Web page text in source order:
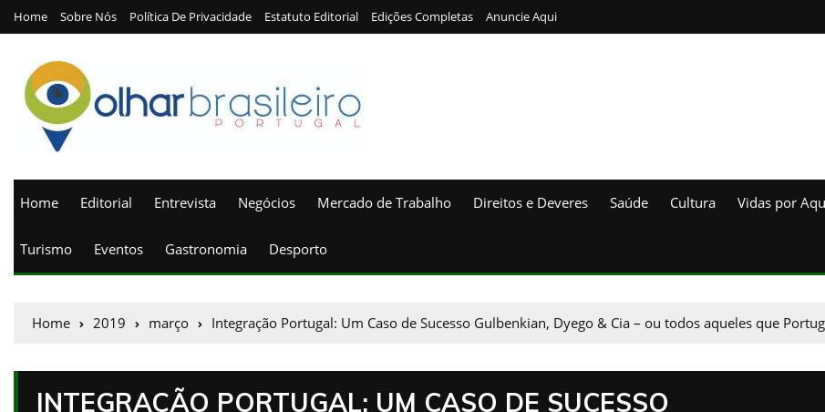
Home Sobre Nós Política De Privacidade Estatuto Editorial Edições Completas Anuncie Aqui
Home Editorial Entrevista Negócios Mercado de Trabalho Direitos e Deveres Saúde Cultura Vidas por
Turismo Eventos Gastronomia Desporto
Home 2019 março Integração Portugal: Um Caso de Sucesso Gulbenkian, Dyego & Cia – ou todos aqueles que
INTEGRAÇÃO PORTUGAL: UM CASO DE SUCESSO